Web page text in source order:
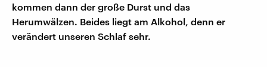
kommen dann der große Durst und das
Herumwälzen. Beides liegt am Alkohol, denn er
verändert unseren Schlaf sehr.